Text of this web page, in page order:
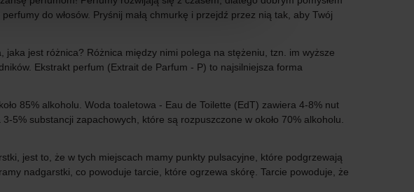
do włosów. Pryśnij małą chmurkę i przejdź przez nią tak, aby Twój
jest różnica? Różnica między nimi polega na stężeniu, tzn. im wyższe
Ekstrakt perfum (Extrait de Parfum - P) to najsilniejsza forma
85% alkoholu. Woda toaletowa - Eau de Toilette (EdT) zawiera 4-8% nut
5% substancji zapachowych, które są rozpuszczone w około 70% alkoholu.
jest to, że w tych miejscach mamy punkty pulsacyjne, które podgrzewają
nadgarstki, co powoduje tarcie, które ogrzewa skórę. Tarcie powoduje, że